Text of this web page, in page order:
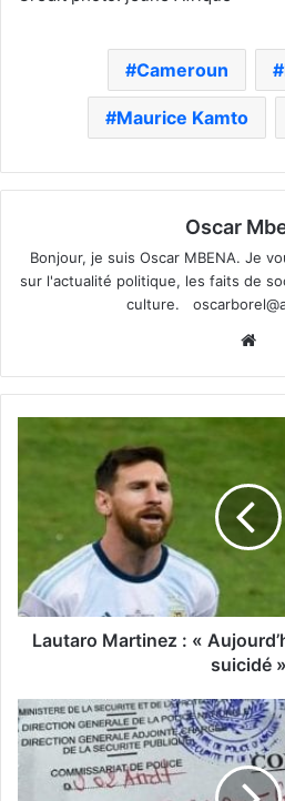
Cameroun
Maurice Kamto
Oscar
Bonjour, je suis Oscar MBENA. Je
sur l'actualité politique, les faits de
culture.
Lautaro Martinez : «
suicidé »